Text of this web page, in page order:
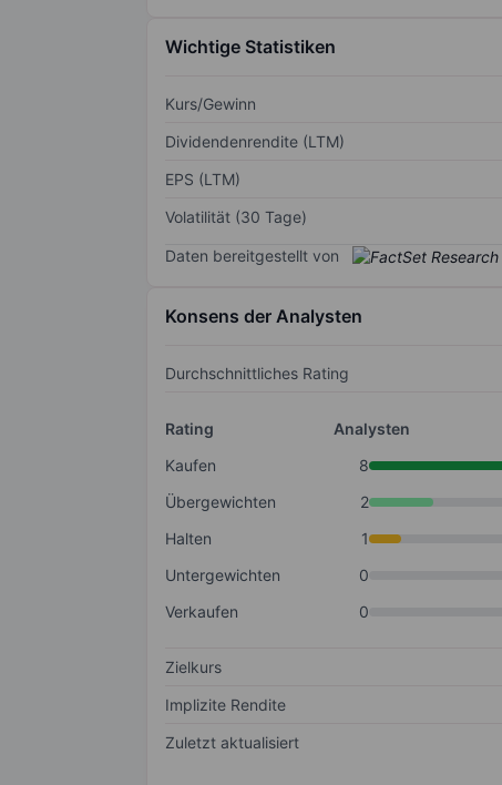
Wichtige Statistiken
Kurs/Gewinn
Dividendenrendite (LTM)
EPS (LTM)
Volatilität (30 Tage)
Daten bereitgestellt von
Konsens der Analysten
Durchschnittliches Rating
Rating
Analysten
Kaufen
8
Übergewichten
2
Halten
1
Untergewichten
0
Verkaufen
0
Zielkurs
Implizite Rendite
Zuletzt aktualisiert